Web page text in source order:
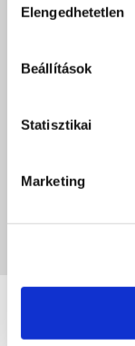
kiválasztása
Elengedhetetlen
Beállítások
Statisztikai
Marketing
Értékeles (0
0 / 5
A képeken megjelenő